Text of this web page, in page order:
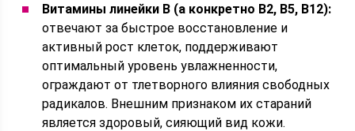
Витамины линейки В (а конкретно В2, В5, В12):
отвечают за быстрое восстановление и
активный рост клеток, поддерживают
оптимальный уровень увлажненности,
ограждают от тлетворного влияния свободных
радикалов. Внешним признаком их стараний
является здоровый, сияющий вид кожи.